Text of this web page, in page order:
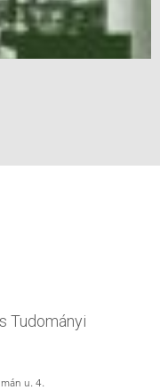
Tudományi
u. 4.